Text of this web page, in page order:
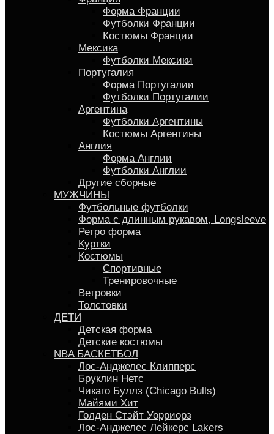
Форма Франции
Футболки Франции
Костюмы Франции
Мексика
Футболки Мексики
Португалия
Форма Португалии
Футболки Португалии
Аргентина
Футболки Аргентины
Костюмы Аргентины
Англия
Форма Англии
Футболки Англии
Другие сборные
МУЖЧИНЫ
Футбольные футболки
Форма с длинным рукавом, Longsleeve
Ретро форма
Куртки
Костюмы
Спортивные
Тренировочные
Ветровки
Толстовки
ДЕТИ
Детская форма
Детские костюмы
NBA БАСКЕТБОЛ
Лос-Анджелес Клипперс
Бруклин Нетс
Чикаго Буллз (Chicago Bulls)
Майями Хит
Голден Стэйт Уорриорз
Лос-Анджелес Лейкерс Lakers